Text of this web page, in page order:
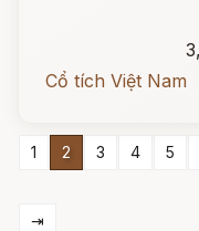
Cổ tích Việt Nam
1 2 3 4 5
⇥